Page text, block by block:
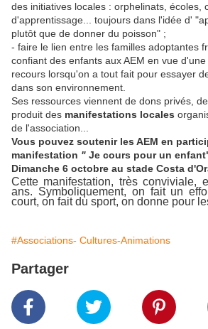
des initiatives locales : orphelinats, écoles,
d'apprentissage... toujours dans l'idée d'
plutôt que de donner du poisson" ;
- faire le lien entre les familles adoptantes
confiant des enfants aux AEM en vue d'une
recours lorsqu'on a tout fait pour essayer
dans son environnement.
Ses ressources viennent de dons privés,
produit des manifestations locales
de l'association...
Vous pouvez soutenir les AEM en
manifestation " Je cours pour un
Dimanche 6 octobre au stade Costa
Cette manifestation, très conviviale,
ans. Symboliquement, on fait un
court, on fait du sport, on donne pour
#Associations- Cultures-Animations
Partager